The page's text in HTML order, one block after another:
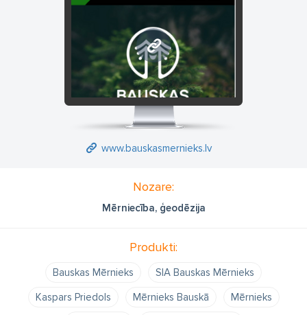
www.bauskasmernieks.lv
www.bauskasmernieks.lv
Nozare:
Mērniecība, ģeodēzija
Produkti:
Bauskas Mērnieks
SIA Bauskas Mērnieks
Kaspars Priedols
Mērnieks Bauskā
Mērnieks